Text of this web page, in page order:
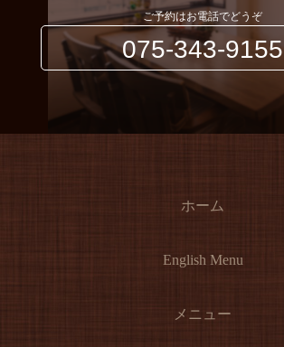
ご予約はお電話でどうぞ
075-343-9155
ホーム
English Menu
メニュー